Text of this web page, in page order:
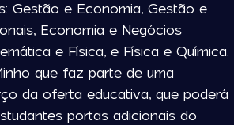
Gestão e Economia, Gestão e
Economia e Negócios
e Física, e Física e Química.
que faz parte de uma
da oferta educativa, que poderá
portas adicionais do